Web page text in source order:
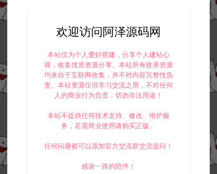
此资源下载价格为 200 星钻，请先 登录
收藏 (0) 打赏 点赞 (3)
本站资源售价只是赞助，收取费用仅维持本站的日常运营所需。
欢迎访问阿泽源码网
本站仅为个人爱好搭建，分享个人建站心
得，收集优质资源分享。本站所有收录资源
均来自于互联网收集，并不对内容完整性负
责。本站资源仅供学习交流之用，不对任何
人的商业行为负责，切勿非法用途！
本站不提供任何技术支持、修改、维护服
务，若需商业使用请购买正版。
任何问题都可以添加官方交流群交流提问！
感谢一路的陪伴！